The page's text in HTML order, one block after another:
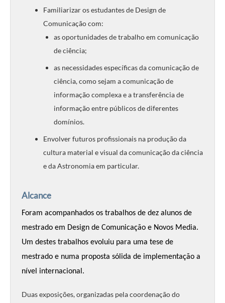
Familiarizar os estudantes de Design de
Comunicação com:
as oportunidades de trabalho em comunicação
de ciência;
as necessidades específicas da comunicação de
ciência, como sejam a comunicação de
informação complexa e a transferência de
informação entre públicos de diferentes
domínios.
Envolver futuros profissionais na produção da
cultura material e visual da comunicação da ciência
e da Astronomia em particular.
Alcance
Foram acompanhados os trabalhos de dez alunos de
mestrado em Design de Comunicação e Novos Media.
Um destes trabalhos evoluiu para uma tese de
mestrado e numa proposta sólida de implementação a
nível internacional.
Duas exposições, organizadas pela coordenação do